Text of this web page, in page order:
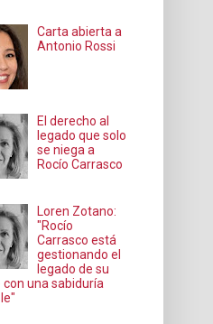
Carta abierta a
Antonio Rossi
El derecho al
legado que solo
se niega a
Rocío Carrasco
Loren Zotano:
"Rocío
Carrasco está
gestionando el
legado de su
una sabiduría